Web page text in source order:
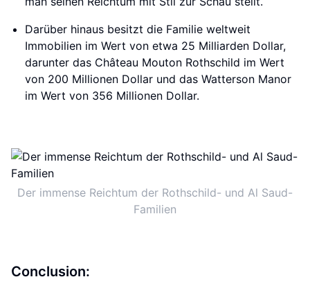
Darüber hinaus besitzt die Familie weltweit
Immobilien im Wert von etwa 25 Milliarden Dollar,
darunter das Château Mouton Rothschild im Wert
von 200 Millionen Dollar und das Watterson Manor
im Wert von 356 Millionen Dollar.
Der immense Reichtum der Rothschild- und Al Saud-
Familien
Conclusion: